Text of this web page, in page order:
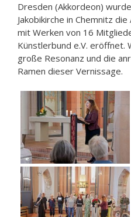
Dresden (Akkordeon)
Jakobikirche in Chemnitz
mit Werken von 16
Künstlerbund e.V. eröffnet.
große Resonanz und die
Ramen dieser Vernissage.